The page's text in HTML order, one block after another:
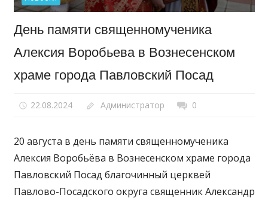
День памяти священномученика
Алексия Воробьева в Вознесенском
храме города Павловский Посад
22.08.2024 Администратор 0
20 августа в день памяти священномученика
Алексия Воробьёва в Вознесенском храме города
Павловский Посад благочинный церквей
Павлово-Посадского округа священник Александр